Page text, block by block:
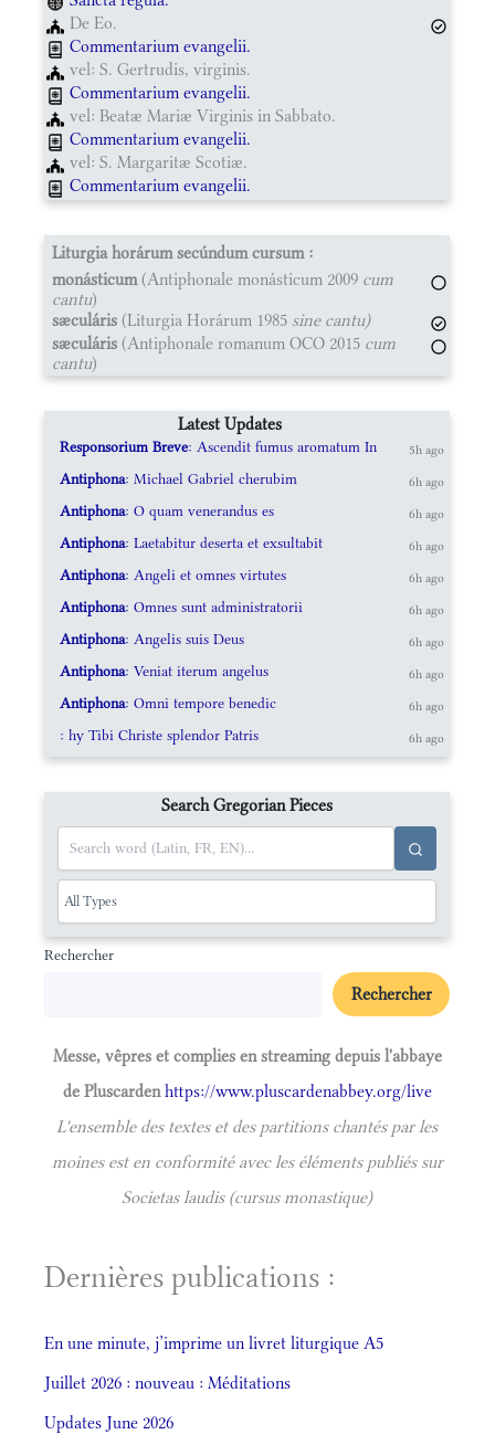
De Eo.
Commentarium evangelii.
vel: S. Gertrudis, virginis.
Commentarium evangelii.
vel: Beatæ Mariæ Virginis in Sabbato.
Commentarium evangelii.
vel: S. Margaritæ Scotiæ.
Commentarium evangelii.
Liturgia horárum secúndum cursum :
monásticum(Antiphonale monásticum 2009 cum
cantu)
sæculáris (Liturgia Horárum 1985 sine cantu)
sæculáris (Antiphonale romanum OCO 2015 cum
cantu)
Latest Updates
Responsorium Breve: Ascendit fumus aromatum In 5h ago
Antiphona: Michael Gabriel cherubim 6h ago
Antiphona: O quam venerandus es 6h ago
Antiphona: Laetabitur deserta et exsultabit 6h ago
Antiphona: Angeli et omnes virtutes 6h ago
Antiphona: Omnes sunt administratorii 6h ago
Antiphona: Angelis suis Deus 6h ago
Antiphona: Veniat iterum angelus 6h ago
Antiphona: Omni tempore benedic 6h ago
: hy Tibi Christe splendor Patris 6h ago
Search Gregorian Pieces
Rechercher
Rechercher
Messe, vêpres et complies en streaming depuis l'abbaye
de Pluscardenhttps://www.pluscardenabbey.org/live
L'ensemble des textes et des partitions chantés par les
moines est en conformité avec les éléments publiés sur
Societas laudis (cursus monastique)
Dernières publications :
En une minute, j’imprime un livret liturgique A5
Juillet 2026 : nouveau : Méditations
Updates June 2026